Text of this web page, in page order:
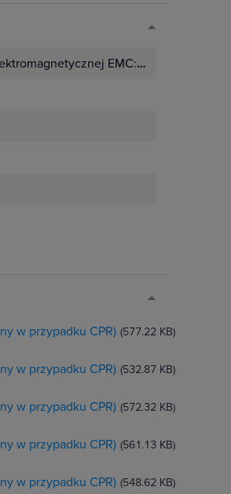
EMC:Nie
w przypadku CPR) (577.22 KB)
w przypadku CPR) (532.87 KB)
w przypadku CPR) (572.32 KB)
w przypadku CPR) (561.13 KB)
w przypadku CPR) (548.62 KB)